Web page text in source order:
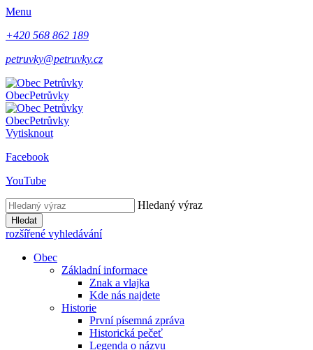
Menu
+420 568 862 189
petruvky@petruvky.cz
ObecPetrůvky
ObecPetrůvky
Vytisknout
Facebook
YouTube
Hledaný výraz
Hledat
rozšířené vyhledávání
Obec
Základní informace
Znak a vlajka
Kde nás najdete
Historie
První písemná zpráva
Historická pečeť
Legenda o názvu